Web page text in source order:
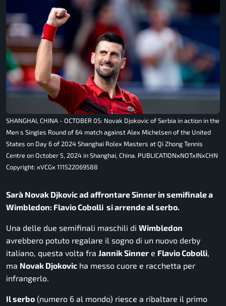
SHANGHAI, CHINA - OCTOBER 05: Novak Djokovic of Serbia in action in the
Men s Singles Round of 64 match against Alex Michelsen of the United
States on Day 6 of 2024 Shanghai Rolex Masters at Qi Zhong Tennis
Centre on October 5, 2024 in Shanghai, China. PUBLICATIONxNOTxINxCHN
Copyright: xVCGx 111522069588
Sarà Novak Djkovic ad affrontare Sinner in semifinale a
Wimbledon: Flavio Cobolli si arrende al serbo.
Una delle due semifinali maschili di Wimbledon
avrebbero potuto regalare il sogno di un nuovo derby
italiano, questa volta fra Jannik Sinner e Flavio Cobolli,
ma Novak Djokovic ha messo cuore e racchetta per
infrangerlo.
Il serbo (numero 6 al mondo) riesce a ribaltare il primo